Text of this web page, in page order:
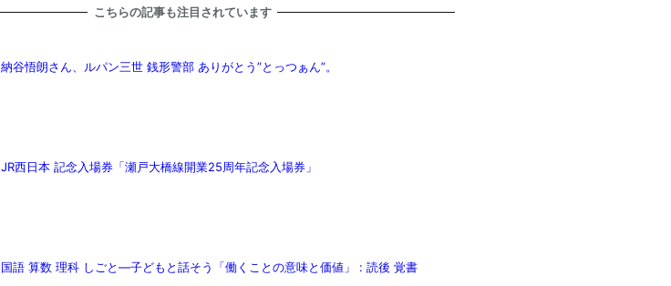
こちらの記事も注目されています
納谷悟朗さん、ルパン三世 銭形警部 ありがとう”とっつぁん”。
JR西日本 記念入場券「瀬戸大橋線開業25周年記念入場券」
国語 算数 理科 しごと―子どもと話そう「働くことの意味と価値」 : 読後 覚書